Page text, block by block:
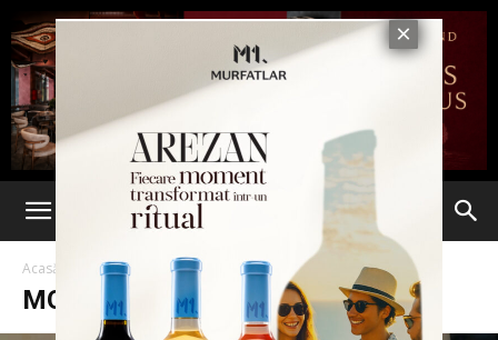
Acasă Morții mamii lor
MORȚII MAMII LOR